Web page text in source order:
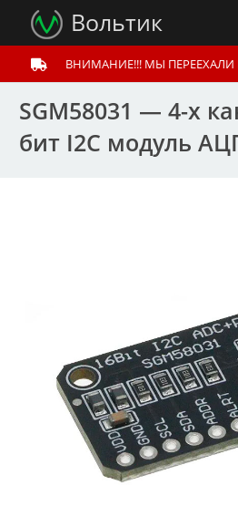
Вольтик
ВНИМАНИЕ!!! МЫ ПЕРЕЕХАЛИ
SGM58031 — 4-х
бит I2C модуль